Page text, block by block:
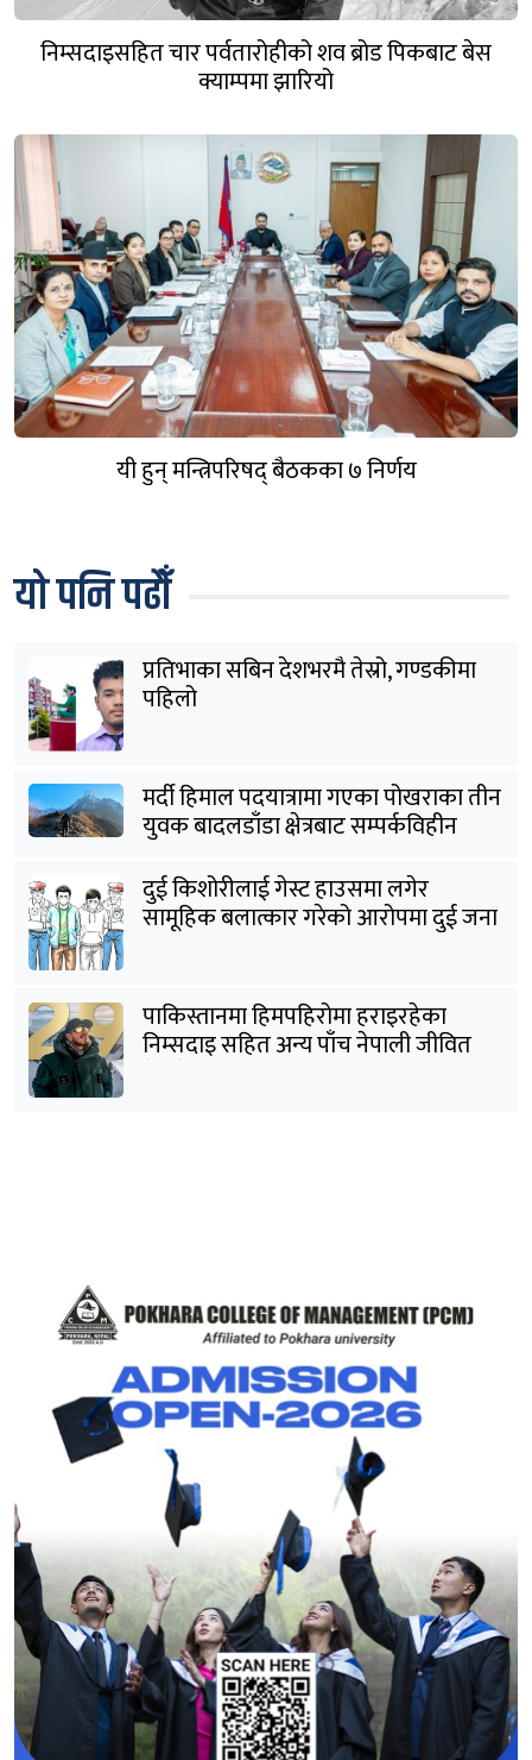
निम्सदाइसहित चार पर्वतारोहीको शव ब्रोड पिकबाट बेस
क्याम्पमा झारियो
यी हुन् मन्त्रिपरिषद् बैठकका ७ निर्णय
यो पनि पढौँ
प्रतिभाका सबिन देशभरमै तेस्रो, गण्डकीमा
पहिलो
मर्दी हिमाल पदयात्रामा गएका पोखराका तीन
युवक बादलडाँडा क्षेत्रबाट सम्पर्कविहीन
दुई किशोरीलाई गेस्ट हाउसमा लगेर
सामूहिक बलात्कार गरेको आरोपमा दुई जना
पक्राउ
पाकिस्तानमा हिमपहिरोमा हराइरहेका
निम्सदाइ सहित अन्य पाँच नेपाली जीवित
भेटिने आशा कमजोर, युक्तको शव निकालियो